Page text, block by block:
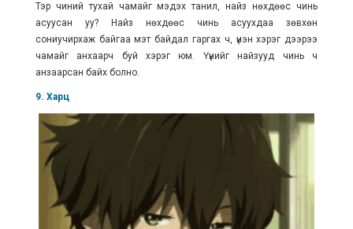
Тэр чиний тухай чамайг мэдэх танил, найз нөхдөөс чинь
асуусан уу? Найз нөхдөөс чинь асуухдаа зөвхөн
сониучирхаж байгаа мэт байдал гаргах ч, үнэн хэрэг дээрээ
чамайг анхаарч буй хэрэг юм. Үүнийг найзууд чинь ч
анзаарсан байх болно.
9. Харц